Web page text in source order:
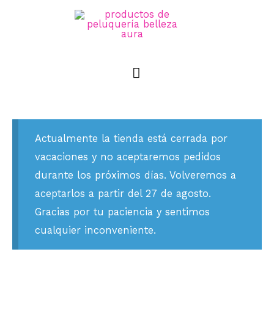
Actualmente la tienda está cerrada por
vacaciones y no aceptaremos pedidos
durante los próximos días. Volveremos a
aceptarlos a partir del 27 de agosto.
Gracias por tu paciencia y sentimos
cualquier inconveniente.